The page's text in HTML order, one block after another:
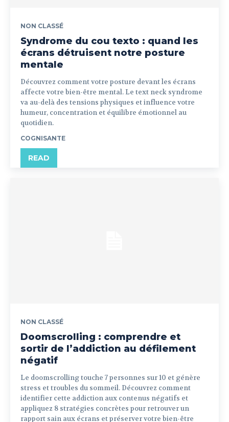
NON CLASSÉ
Syndrome du cou texto : quand les
écrans détruisent notre posture
mentale
Découvrez comment votre posture devant les écrans
affecte votre bien-être mental. Le text neck syndrome
va au-delà des tensions physiques et influence votre
humeur, concentration et équilibre émotionnel au
quotidien.
COGNISANTE
READ
NON CLASSÉ
Doomscrolling : comprendre et
sortir de l’addiction au défilement
négatif
Le doomscrolling touche 7 personnes sur 10 et génère
stress et troubles du sommeil. Découvrez comment
identifier cette addiction aux contenus négatifs et
appliquez 8 stratégies concrètes pour retrouver un
rapport sain aux écrans et préserver votre bien-être